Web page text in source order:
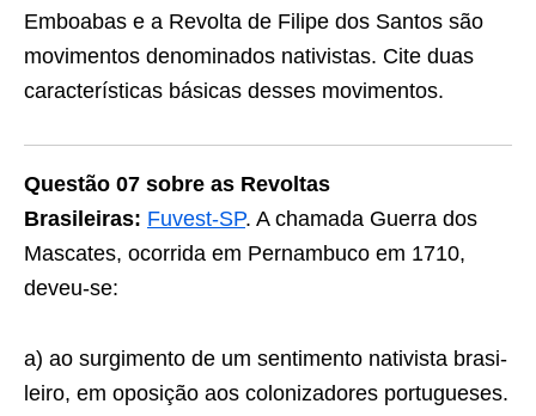
Emboabas e a Revolta de Filipe dos Santos são
movimentos denominados nativistas. Cite duas
características básicas desses movimentos.
Questão 07 sobre as Revoltas
Brasileiras: Fuvest-SP. A chamada Guerra dos
Mascates, ocorrida em Per­nambuco em 1710,
deveu-se:
a) ao surgimento de um sentimento nativista brasi­
leiro, em oposição aos colonizadores portugue­ses.